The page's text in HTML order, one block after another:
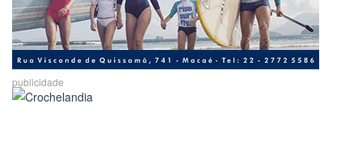
publicidade